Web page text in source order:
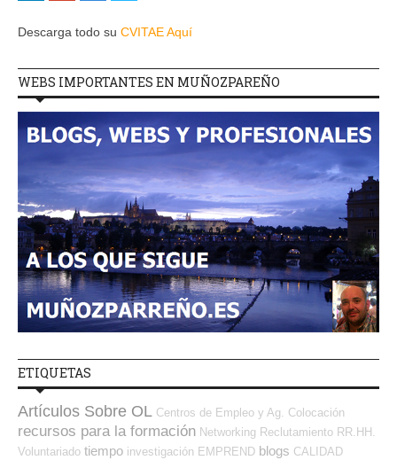
Descarga todo su CVITAE Aquí
WEBS IMPORTANTES EN MUÑOZPAREÑO
ETIQUETAS
Artículos Sobre OL Centros de Empleo y Ag. Colocación
recursos para la formación Networking Reclutamiento RR.HH.
Voluntariado tiempo investigación EMPREND blogs CALIDAD